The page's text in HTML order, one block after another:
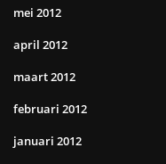
mei 2012
april 2012
maart 2012
februari 2012
januari 2012